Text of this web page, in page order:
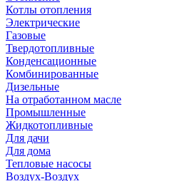
Котлы отопления
Электрические
Газовые
Твердотопливные
Конденсационные
Комбинированные
Дизельные
На отработанном масле
Промышленные
Жидкотопливные
Для дачи
Для дома
Тепловые насосы
Воздух-Воздух